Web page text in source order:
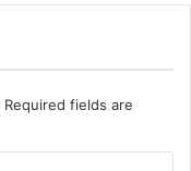
Required fields are